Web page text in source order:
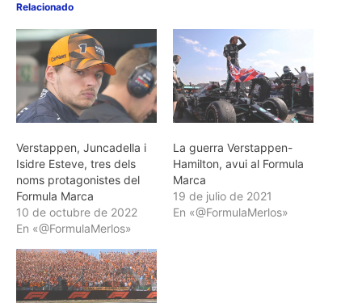
Relacionado
Verstappen, Juncadella i
Isidre Esteve, tres dels
noms protagonistes del
Formula Marca
10 de octubre de 2022
En «@FormulaMerlos»
La guerra Verstappen-
Hamilton, avui al Formula
Marca
19 de julio de 2021
En «@FormulaMerlos»